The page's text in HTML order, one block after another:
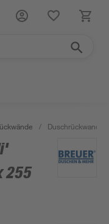
/ Duschrückwand
255